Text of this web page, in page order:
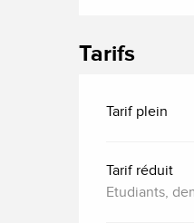
Tarifs
Tarif plein
Tarif réduit
Etudiants,